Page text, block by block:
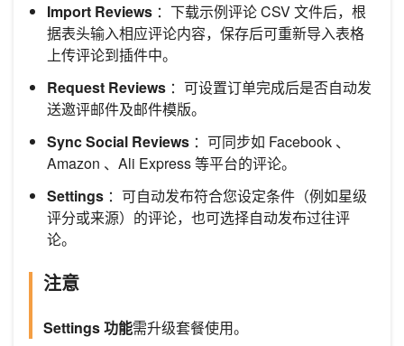
Import Reviews ：下载示例评论 CSV 文件后，根
据表头输入相应评论内容，保存后可重新导入表格
上传评论到插件中。
Request Reviews ：可设置订单完成后是否自动发
送邀评邮件及邮件模版。
Sync Social Reviews ：可同步如 Facebook 、
Amazon 、Ali Express 等平台的评论。
Settings ：可自动发布符合您设定条件（例如星级
评分或来源）的评论，也可选择自动发布过往评
论。
注意
Settings 功能需升级套餐使用。